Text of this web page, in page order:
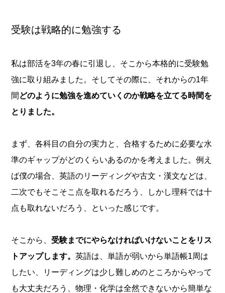
受験は戦略的に勉強する
私は部活を3年の春に引退し、そこから本格的に受験勉
強に取り組みました。そしてその際に、それからの1年
間 どのように勉強を進めていくのか戦略を立てる時間を
とりました。
まず、各科目の自分の実力と、合格するために必要な水
準のギャップがどのくらいあるのかを考えました。例え
ば僕の場合、英語のリーディングや古文・漢文などは、
二次でもそこそこ点を取れるだろう、しかし理科では十
点も取れないだろう、といった感じです。
そこから、 受験までにやらなければいけないことをリス
トアップします。英語は、単語が弱いから単語帳1周は
したい、リーディングは少し難しめのところからやって
も大丈夫だろう、物理・化学は全然できないから簡単な